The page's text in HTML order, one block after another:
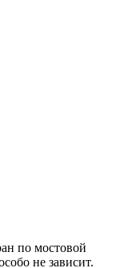
по мостовой
не зависит.